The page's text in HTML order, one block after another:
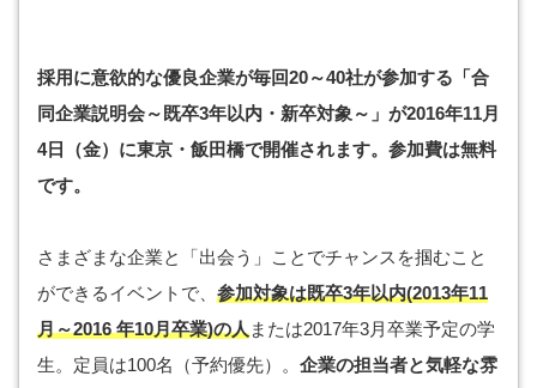
採用に意欲的な優良企業が毎回20～40社が参加する「合
同企業説明会～既卒3年以内・新卒対象～」が2016年11月
4日（金）に東京・飯田橋で開催されます。参加費は無料
です。
さまざまな企業と「出会う」ことでチャンスを掴むこと
ができるイベントで、 参加対象は既卒3年以内(2013年11
月～2016 年10月卒業)の人または2017年3月卒業予定の学
生。定員は100名（予約優先）。 企業の担当者と気軽な雰